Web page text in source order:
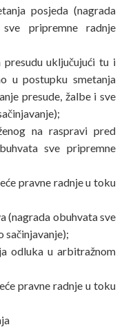
posjeda (nagrada
pripremne radnje
uključujući tu i
u postupku smetanja
presude, žalbe i sve
na raspravi pred
sve pripremne
pravne radnje u toku
obuhvata sve
sačinjavanje);
u arbitražnom
pravne radnje u toku